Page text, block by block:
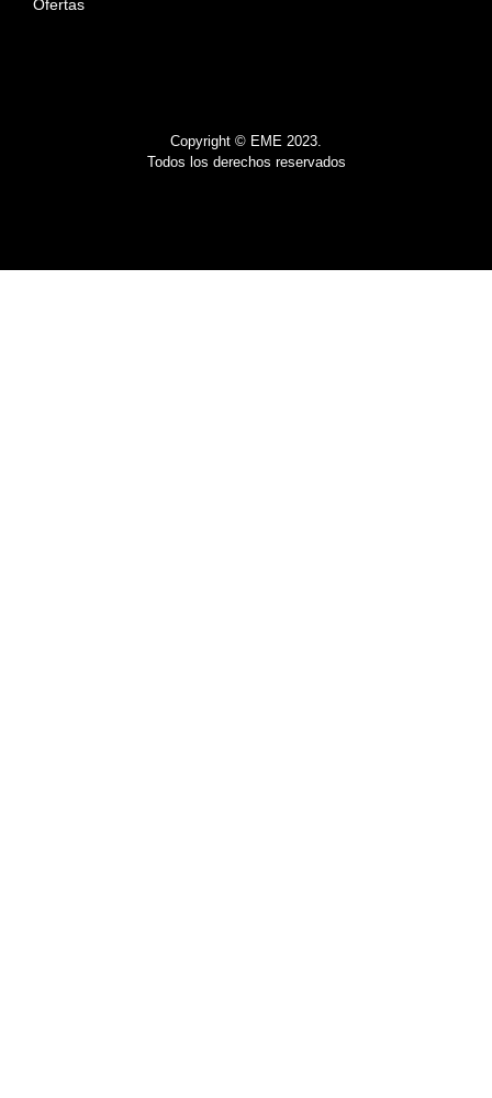
Copyright © EME 2023.
Todos los derechos reservados
Ofertas